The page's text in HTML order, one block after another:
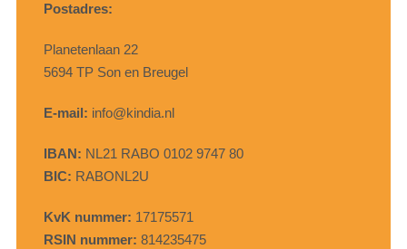
Postadres:
Planetenlaan 22
5694 TP Son en Breugel
E-mail: info@kindia.nl
IBAN: NL21 RABO 0102 9747 80
BIC: RABONL2U
KvK nummer: 17175571
RSIN nummer: 814235475